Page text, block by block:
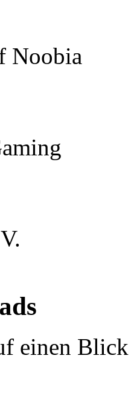
Noobia
einen Blick